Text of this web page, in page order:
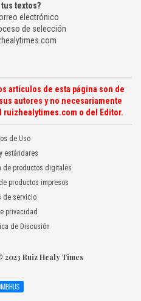
textos?
electrónico
de selección
artículos de esta página son de
autores y no necesariamente
o del Editor.
de Uso
estándares
de productos digitales
productos impresos
de servicio
privacidad
de Discusión
Ruiz Healy Times